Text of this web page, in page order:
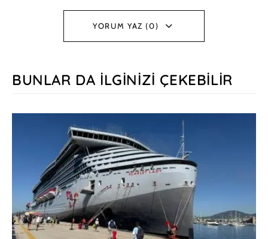
YORUM YAZ (0)
BUNLAR DA İLGINIZI ÇEKEBILIR